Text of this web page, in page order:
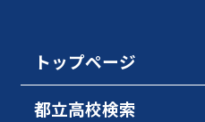
トップページ
都立高校検索